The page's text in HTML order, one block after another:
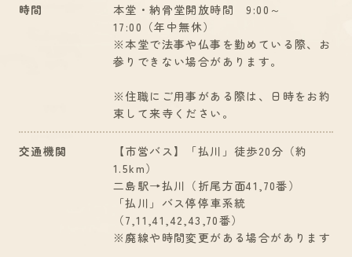
時間
本堂・納骨堂開放時間 9:00～
17:00（年中無休）
※本堂で法事や仏事を勤めている際、お
参りできない場合があります。
※住職にご用事がある際は、日時をお約
束して来寺ください。
交通機関
【市営バス】「払川」徒歩20分（約
1.5km）
二島駅→払川（折尾方面41,70番）
「払川」バス停停車系統
（7,11,41,42,43,70番）
※廃線や時間変更がある場合があります